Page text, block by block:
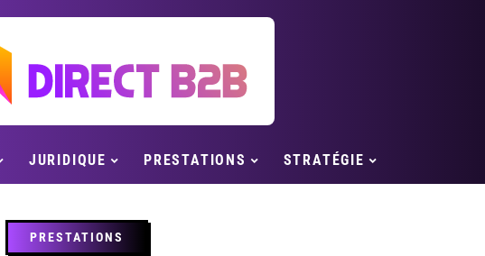
JURIDIQUE PRESTATIONS STRATÉGIE
PRESTATIONS